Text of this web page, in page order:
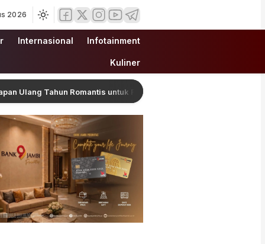
2026
Internasional Infotainment
Kuliner
Tahun Romantis untuk Fery Farhati, Ungkap Syukur Perjalanan